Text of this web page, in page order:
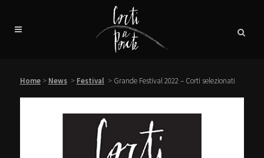
Home> News > Festival > Grande Festival 2022 – Corti selezionati